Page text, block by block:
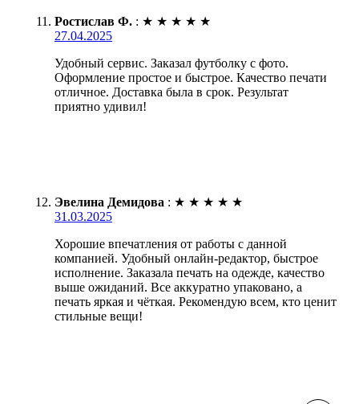
Ростислав Ф. : ★ ★ ★ ★ ★
27.04.2025
Удобный сервис. Заказал футболку с фото.
Оформление простое и быстрое. Качество печати
отличное. Доставка была в срок. Результат
приятно удивил!
Эвелина Демидова : ★ ★ ★ ★ ★
31.03.2025
Хорошие впечатления от работы с данной
компанией. Удобный онлайн-редактор, быстрое
исполнение. Заказала печать на одежде, качество
выше ожиданий. Все аккуратно упаковано, а
печать яркая и чёткая. Рекомендую всем, кто ценит
стильные вещи!